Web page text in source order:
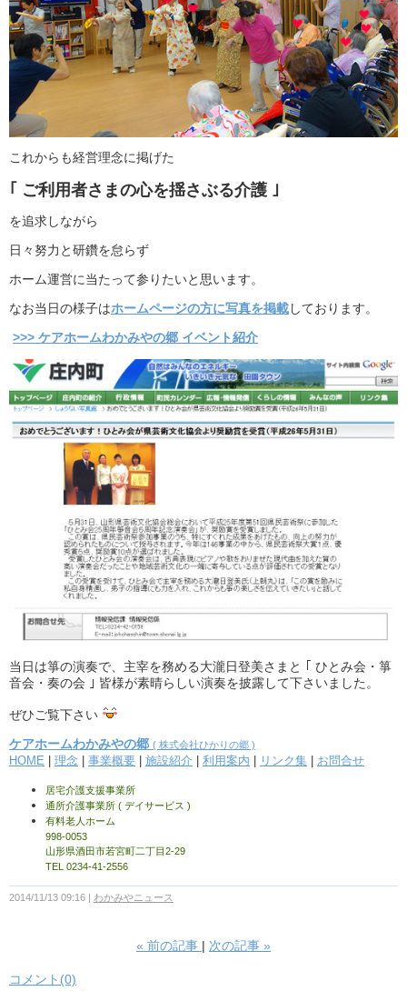
これからも経営理念に掲げた
｢ ご利用者さまの心を揺さぶる介護 ｣
を追求しながら
日々努力と研鑽を怠らず
ホーム運営に当たって参りたいと思います。
なお当日の様子はホームページの方に写真を掲載しております。
>>> ケアホームわかみやの郷 イベント紹介
当日は箏の演奏で、主宰を務める大瀧日登美さまと ｢ ひとみ会・箏
音会・奏の会 ｣ 皆様が素晴らしい演奏を披露して下さいました。
ぜひご覧下さい
ケアホームわかみやの郷 ( 株式会社ひかりの郷 )
HOME 理念 事業概要 施設紹介 利用案内 リンク集 お問合せ
居宅介護支援事業所
通所介護事業所 ( デイサービス )
有料老人ホーム
998-0053
山形県酒田市若宮町二丁目2-29
TEL 0234-41-2556
2014/11/13 09:16 わかみやニュース
« 前の記事 次の記事 »
コメント(0)